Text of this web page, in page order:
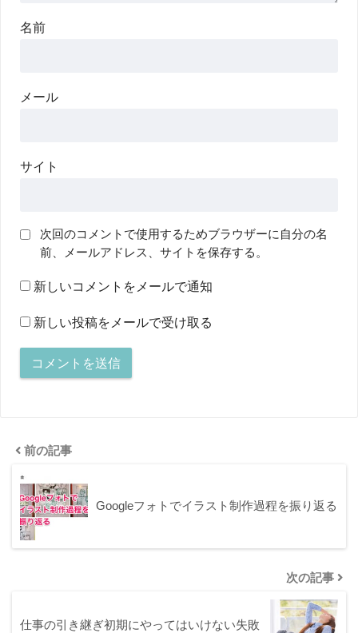
名前
メール
サイト
次回のコメントで使用するためブラウザーに自分の名
前、メールアドレス、サイトを保存する。
新しいコメントをメールで通知
新しい投稿をメールで受け取る
前の記事
Googleフォトでイラスト制作過程を振り返る
次の記事
仕事の引き継ぎ初期にやってはいけない失敗